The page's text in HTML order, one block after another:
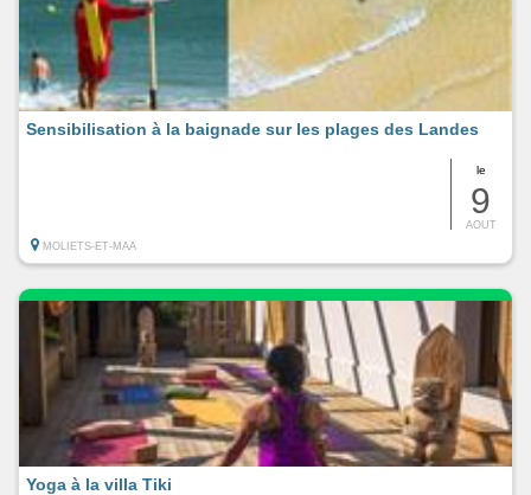
le
9
AOUT
Sensibilisation à la baignade sur les plages des Landes
MOLIETS-ET-MAA
Yoga à la villa Tiki